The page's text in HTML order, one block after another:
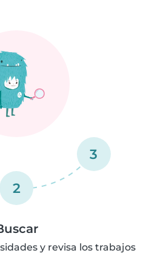
2
3
y revisa los trabajos